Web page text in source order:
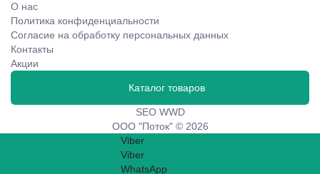
О нас
Политика конфиденциальности
Согласие на обработку персональных данных
Контакты
Акции
Каталог товаров
SEO WWD
ООО "Поток" © 2026
Viber
Viber
WhatsApp